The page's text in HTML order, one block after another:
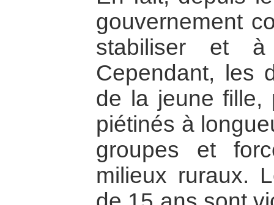
gouvernement
stabiliser et
Cependant, les
de la jeune fille,
piétinés à
groupes et
milieux ruraux.